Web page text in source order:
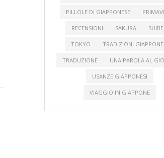
PILLOLE DI GIAPPONESE
RECENSIONI SAKURA
TOKYO TRADIZIONI
TRADUZIONE UNA PAROLA AL
USANZE GIAPPONESI
VIAGGIO IN GIAPPONE